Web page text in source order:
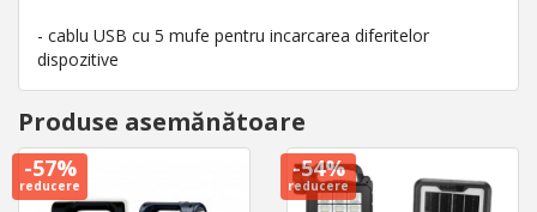
- cablu USB cu 5 mufe pentru incarcarea diferitelor
dispozitive
Produse asemănătoare
-57%
reducere
-54%
reducere